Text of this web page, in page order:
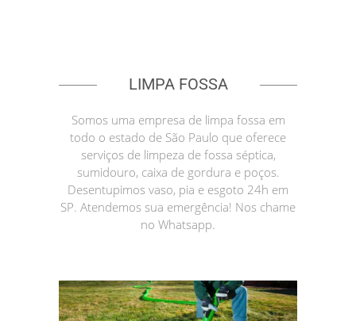
LIMPA FOSSA
Somos uma empresa de limpa fossa em
todo o estado de São Paulo que oferece
serviços de limpeza de fossa séptica,
sumidouro, caixa de gordura e poços.
Desentupimos vaso, pia e esgoto 24h em
SP. Atendemos sua emergência! Nos chame
no Whatsapp.